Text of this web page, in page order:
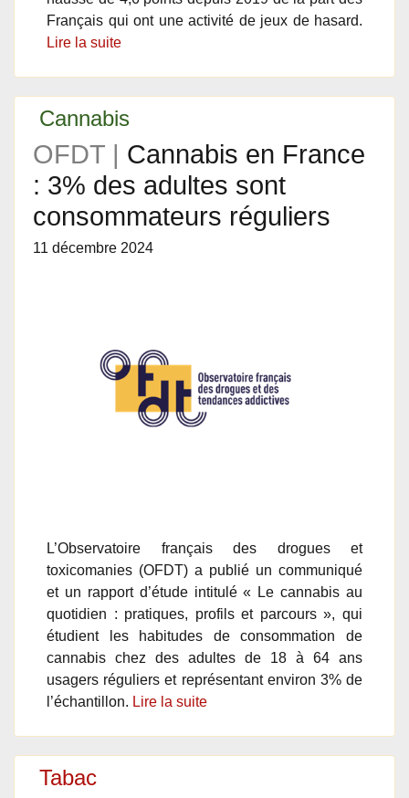
Français qui ont une activité de jeux de hasard.
Lire la suite
Cannabis
OFDT | Cannabis en France
: 3% des adultes sont
consommateurs réguliers
11 décembre 2024
L’Observatoire français des drogues et
toxicomanies (OFDT) a publié un communiqué
et un rapport d’étude intitulé « Le cannabis au
quotidien : pratiques, profils et parcours », qui
étudient les habitudes de consommation de
cannabis chez des adultes de 18 à 64 ans
usagers réguliers et représentant environ 3% de
l’échantillon. Lire la suite
Tabac